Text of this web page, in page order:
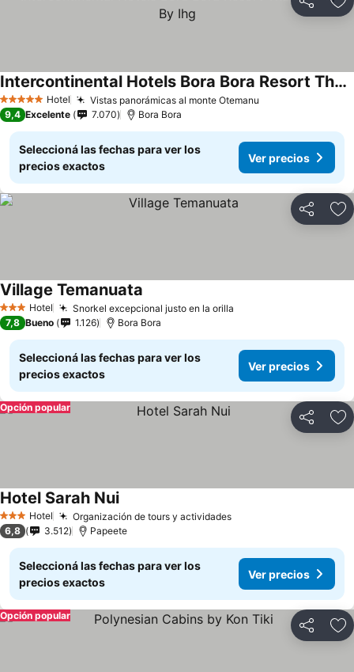
Compartir
5 Estrellas Hotel Vistas panorámicas al monte Otemanu
Intercontinental Hotels Bora Bora Resort Thalasso Spa By Ihg
9,4 Excelente 7.070 Bora Bora
Seleccioná las fechas para ver los
precios exactos
Ver precios
Compartir
3 Estrellas
Hotel Snorkel excepcional justo en la orilla
Village Temanuata
7,8 Bueno 1.126 Bora Bora
Seleccioná las fechas para ver los
precios exactos
Ver precios
Compartir
Opción popular
3 Estrellas
Hotel Organización de tours y actividades
Hotel Sarah Nui
6,8 3.512 Papeete
Seleccioná las fechas para ver los
precios exactos
Ver precios
Compartir
Opción popular